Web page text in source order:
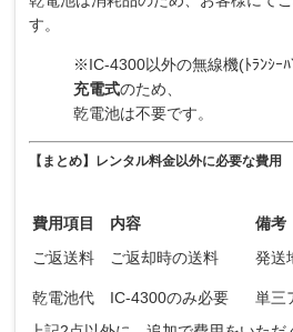
す。
※IC-4300以外の無線機(ﾄﾗﾝｼｰﾊ
充電式のため、
乾電池は不要です。
【まとめ】レンタル料金以外に必要な費用
費用項目 内容
備考
ご返送料
ご返却時の送料 発送
乾電池代 IC-4300のみ必要
単三